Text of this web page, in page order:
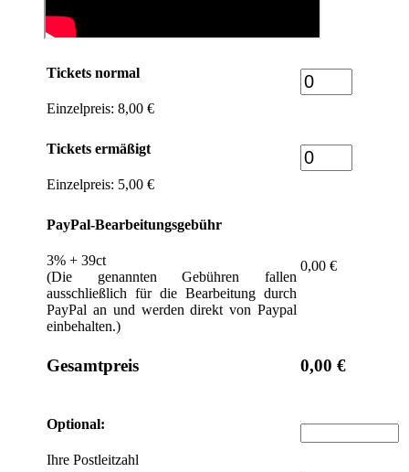
Tickets normal
Einzelpreis: 8,00 €
Tickets ermäßigt
Einzelpreis: 5,00 €
PayPal-Bearbeitungsgebühr
3% + 39ct
(Die genannten Gebühren fallen
ausschließlich für die Bearbeitung durch
PayPal an und werden direkt von Paypal
einbehalten.)
0,00 €
Gesamtpreis 0,00 €
Optional:
Ihre Postleitzahl